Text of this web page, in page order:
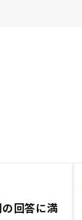
回答に満